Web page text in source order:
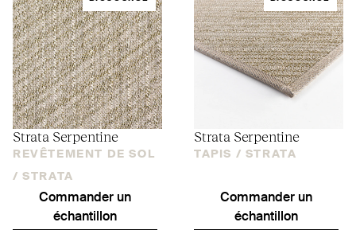
Strata Serpentine
REVÊTEMENT DE SOL
/ STRATA
Commander un
échantillon
Strata Serpentine
TAPIS / STRATA
Commander un
échantillon